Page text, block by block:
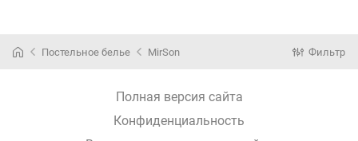
220х240
220х240
220х240
Постельное белье MirSon Фильтр
Полная версия сайта
Конфиденциальность